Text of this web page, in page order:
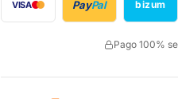
VISA PayPal bizum
Pago 100%